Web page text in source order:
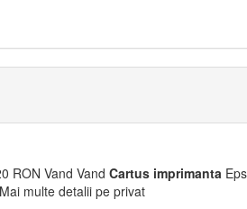
RON Vand Vand Cartus imprimanta
multe detalii pe privat